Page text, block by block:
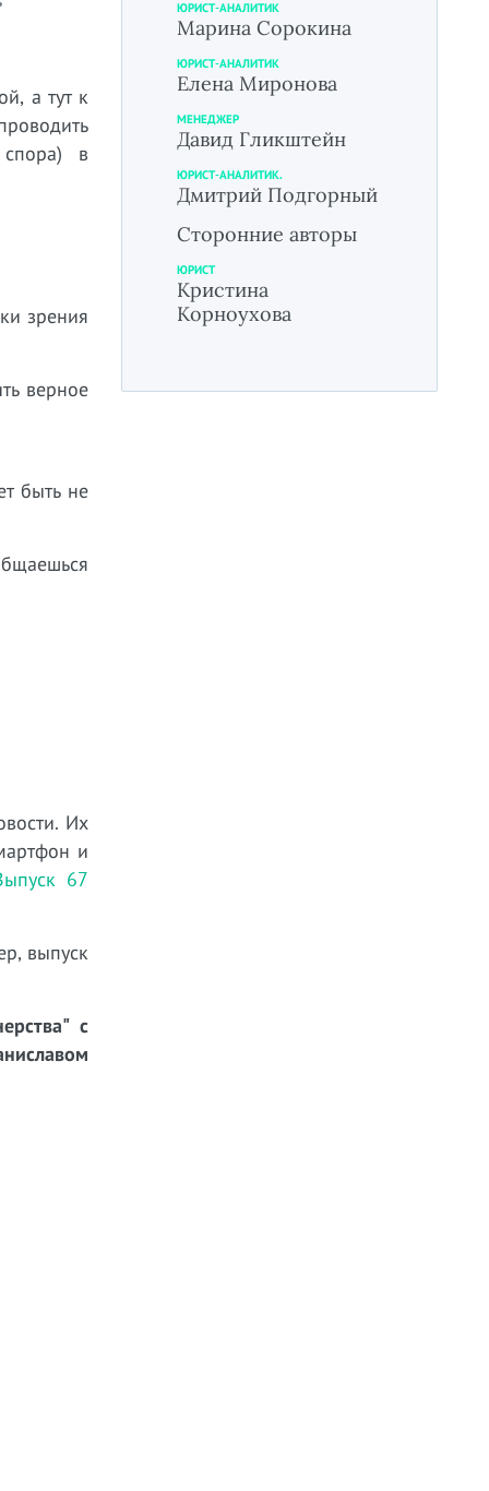
а тут к
в
зрения
верное
быть не
Их
и
67
выпуск
с
ЮРИСТ-АНАЛИТИК
Марина Сорокина
ЮРИСТ-АНАЛИТИК
Елена Миронова
МЕНЕДЖЕР
Давид Гликштейн
ЮРИСТ-АНАЛИТИК.
Дмитрий Подгорный
Сторонние авторы
ЮРИСТ
Кристина
Корноухова